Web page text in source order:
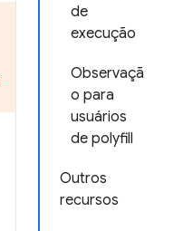
de
execução
Observaçã
o para
usuários
de polyfill
Outros
recursos